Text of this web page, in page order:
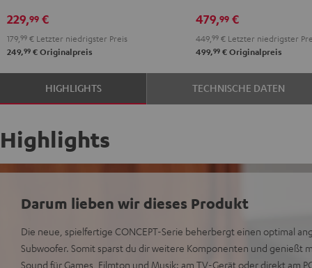
229,99 €
179, 99 € Letzter niedrigster Preis
249,99 € Originalpreis
479,99€
449, 99€Letzter niedrigster
499,99€Originalpreis
HIGHLIGHTS TECHNISCHE DATEN
Highlights
Darum lieben wir dieses Produkt
Die neue, spielfertige CONCEPT-Serie beherbergt einen optimal
Subwoofer. Somit sparst du dir weitere Komponenten und genießt
Sound für Games, Filmton und Musik: am TV-Gerät oder direkt am